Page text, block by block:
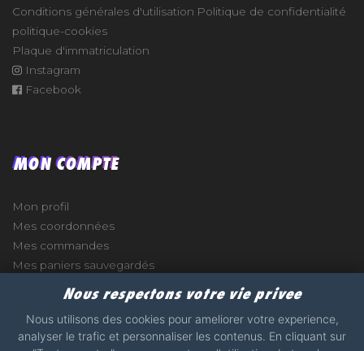
Conditions générales d'utilisation Politique de confidentialité
politique-cookies
Plaque d'immatriculation
Instagram
Facebook
MON COMPTE
Mon profil
Mes coordonnées
Mes commandes
Mes paniers sauvegardés
Nous respectons votre vie privee
Nous utilisons des cookies pour ameliorer votre experience,
analyser le trafic et personnaliser les contenus. En cliquant sur